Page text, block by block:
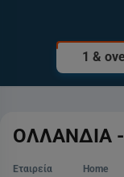
1 &
ΟΛΛΑΝΔΙΑ -
Εταιρεία Home